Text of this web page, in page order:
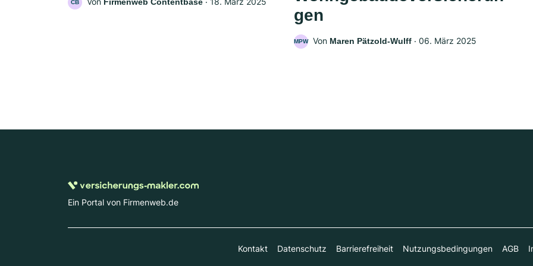
CB
gen
MPW Von Maren Pätzold-Wulff ‧ 06. März 2025
Ein Portal von Firmenweb.de
Kontakt Datenschutz Barrierefreiheit Nutzungsbedingungen AGB